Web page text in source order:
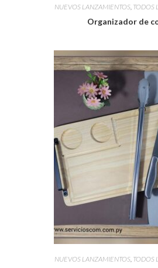
NUEVOS LANZAMIENTOS TODOS
Organizador de
NUEVOS LANZAMIENTOS, TODOS